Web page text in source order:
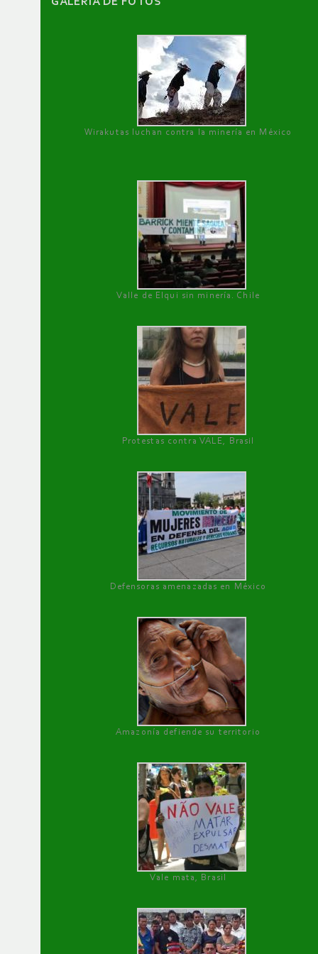
Wirakutas luchan contra la minería en México
Valle de Elqui sin minería. Chile
Protestas contra VALE, Brasil
Defensoras amenazadas en México
Amazonía defiende su territorio
Vale mata, Brasil